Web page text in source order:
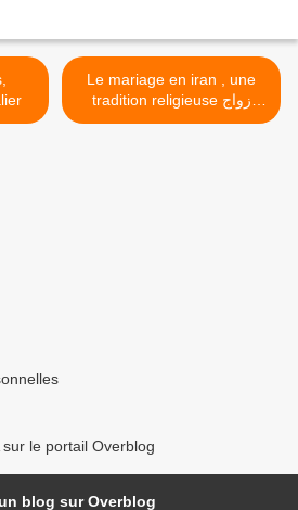
Le mariage en iran , une
tradition religieuse زواج
المتعة و زواج المسافرين في
le portail Overblog
blog sur Overblog